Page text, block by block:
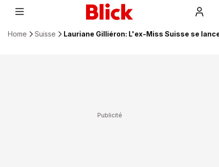
Home Suisse Lauriane Gilliéron: L'ex-Miss Suisse se